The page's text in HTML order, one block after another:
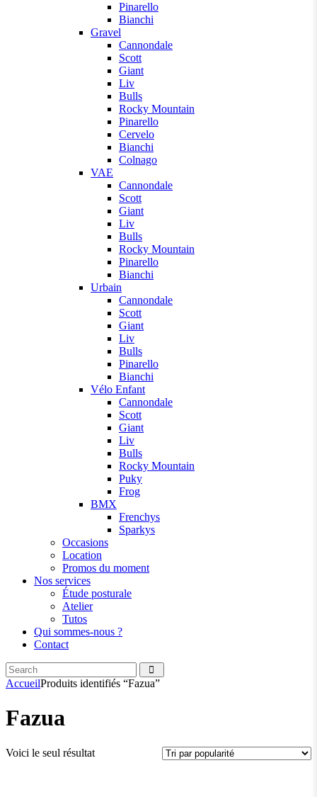
Pinarello
Bianchi
Gravel
Cannondale
Scott
Giant
Liv
Bulls
Rocky Mountain
Pinarello
Cervelo
Bianchi
Colnago
VAE
Cannondale
Scott
Giant
Liv
Bulls
Rocky Mountain
Pinarello
Bianchi
Urbain
Cannondale
Scott
Giant
Liv
Bulls
Pinarello
Bianchi
Vélo Enfant
Cannondale
Scott
Giant
Liv
Bulls
Rocky Mountain
Puky
Frog
BMX
Frenchys
Sparkys
Occasions
Location
Promos du moment
Nos services
Étude posturale
Atelier
Tutos
Qui sommes-nous ?
Contact
Search
facebook
instagramm
AccueilProduits identifiés “Fazua”
Fazua
Voici le seul résultat